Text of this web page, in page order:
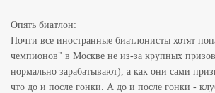
Опять биатлон:
Почти все иностранные биатлонисты хотят
чемпионов" в Москве не из-за крупных
нормально зарабатывают), а как они сами
что до и после гонки. А до и после гонки -